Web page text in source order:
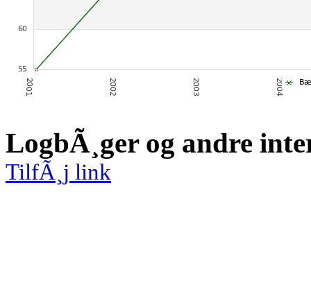
LogbÃ¸ger og andre
TilfÃ¸j link